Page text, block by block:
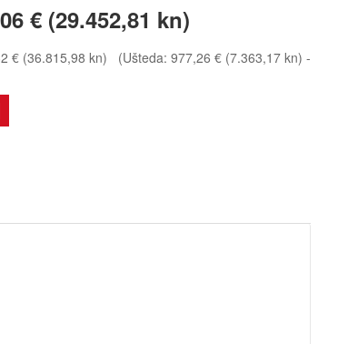
€ (29.452,81 kn)
€ (36.815,98 kn) (Ušteda: 977,26 € (7.363,17 kn) -